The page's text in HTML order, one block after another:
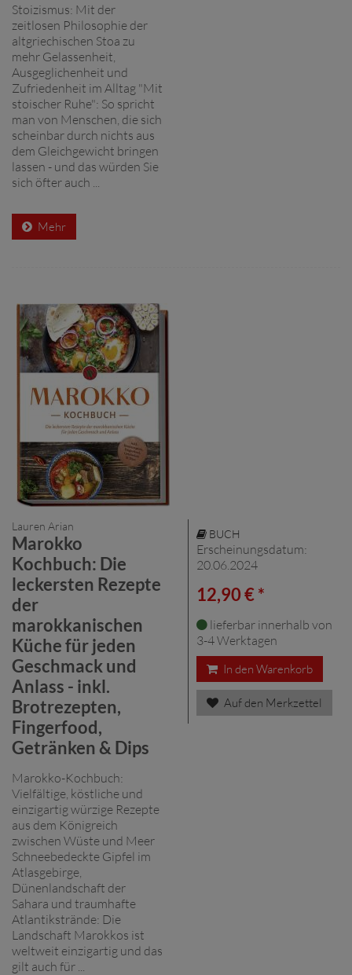
Stoizismus: Mit der
zeitlosen Philosophie der
altgriechischen Stoa zu
mehr Gelassenheit,
Ausgeglichenheit und
Zufriedenheit im Alltag "Mit
stoischer Ruhe": So spricht
man von Menschen, die sich
scheinbar durch nichts aus
dem Gleichgewicht bringen
lassen - und das würden Sie
sich öfter auch ...
Mehr
Lauren Arian
Marokko
Kochbuch: Die
leckersten Rezepte
der
marokkanischen
Küche für jeden
Geschmack und
Anlass - inkl.
Brotrezepten,
Fingerfood,
Getränken & Dips
Marokko-Kochbuch:
Vielfältige, köstliche und
einzigartig würzige Rezepte
aus dem Königreich
zwischen Wüste und Meer
Schneebedeckte Gipfel im
Atlasgebirge,
Dünenlandschaft der
Sahara und traumhafte
Atlantikstrände: Die
Landschaft Marokkos ist
weltweit einzigartig und das
gilt auch für ...
BUCH
Erscheinungsdatum:
20.06.2024
12,90 € *
lieferbar innerhalb von
3-4 Werktagen
In den Warenkorb
Auf den Merkzettel